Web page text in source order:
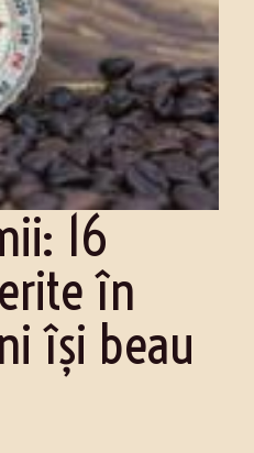
16
în
își beau